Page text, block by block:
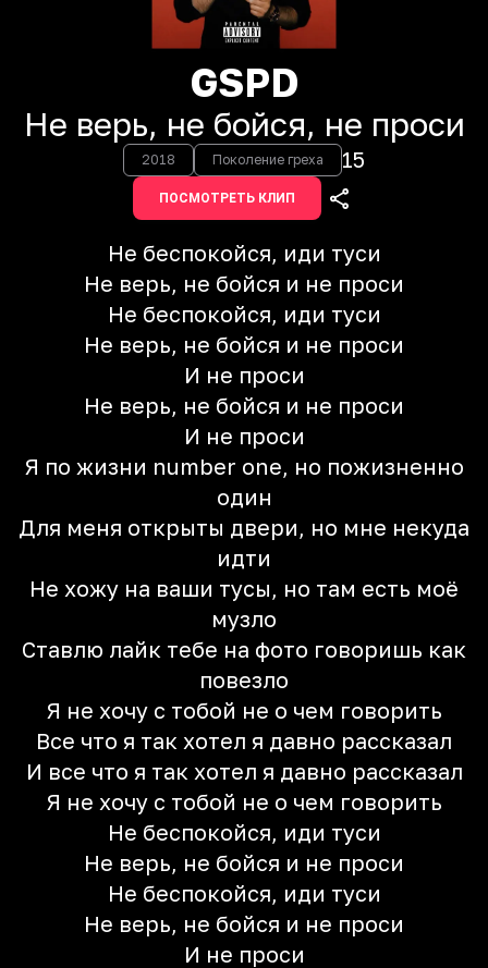
GSPD
Не верь, не бойся, не проси
2018 Поколение греха 15
ПОСМОТРЕТЬ КЛИП
Не беспокойся, иди туси
Не верь, не бойся и не проси
Не беспокойся, иди туси
Не верь, не бойся и не проси
И не проси
Не верь, не бойся и не проси
И не проси
Я по жизни number one, но пожизненно
один
Для меня открыты двери, но мне некуда
идти
Не хожу на ваши тусы, но там есть моё
музло
Ставлю лайк тебе на фото говоришь как
повезло
Я не хочу с тобой не о чем говорить
Все что я так хотел я давно рассказал
И все что я так хотел я давно рассказал
Я не хочу с тобой не о чем говорить
Не беспокойся, иди туси
Не верь, не бойся и не проси
Не беспокойся, иди туси
Не верь, не бойся и не проси
И не проси